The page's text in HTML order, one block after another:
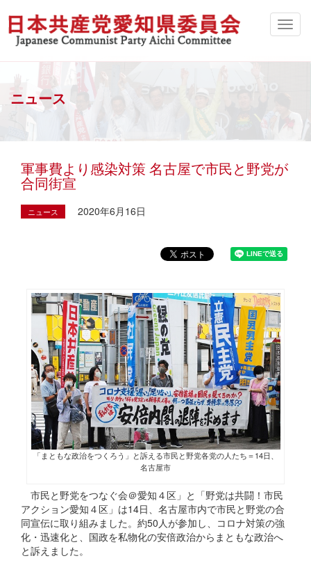
ニュース
軍事費より感染対策 名古屋で市民と野党が
合同街宣
ニュース 2020年6月16日
「まともな政治をつくろう」と訴える市民と野党各党の人たち＝14日、
名古屋市
市民と野党をつなぐ会＠愛知４区」と「野党は共闘！市民
アクション愛知４区」は14日、名古屋市内で市民と野党の合
同宣伝に取り組みました。約50人が参加し、コロナ対策の強
化・迅速化と、国政を私物化の安倍政治からまともな政治へ
と訴えました。